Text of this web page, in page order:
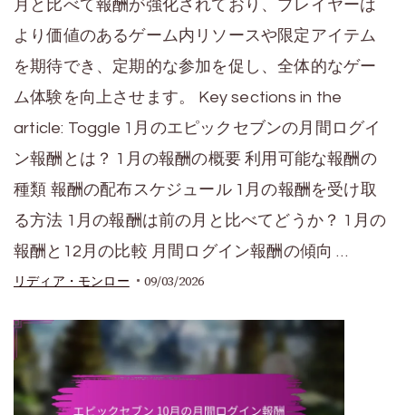
月と比べて報酬が強化されており、プレイヤーは
より価値のあるゲーム内リソースや限定アイテム
を期待でき、定期的な参加を促し、全体的なゲー
ム体験を向上させます。 Key sections in the
article: Toggle 1月のエピックセブンの月間ログイ
ン報酬とは？ 1月の報酬の概要 利用可能な報酬の
種類 報酬の配布スケジュール 1月の報酬を受け取
る方法 1月の報酬は前の月と比べてどうか？ 1月の
報酬と12月の比較 月間ログイン報酬の傾向 …
リディア・モンロー 09/03/2026